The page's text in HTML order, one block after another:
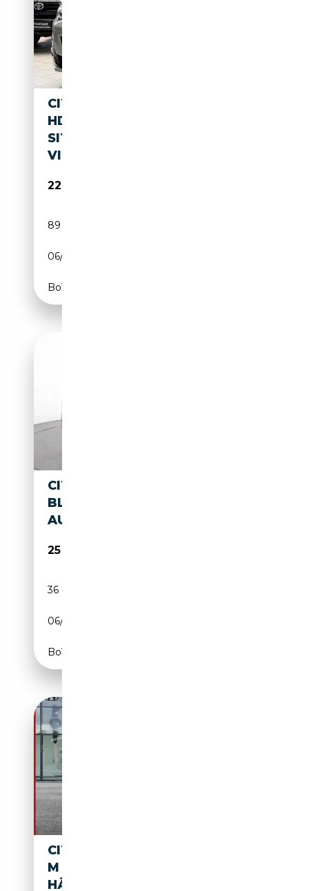
CITROEN SPACETOURER 2.0
HDI 8-
SITZER*1.HAND*DAB*AHK*NA
VI
22 950€
89 257 km
06/2018
Boîte manuelle
CITROEN SPACETOURER 2.0
BLUE-HDI L2 M 6 SITZE
AUTOMATIK
25 780€
36 802 km
06/2021
Boîte automatique
CITROEN SPACETOURER FEEL
M 2.0 BHDI 150 °NUR AN
HÄNDLER!°